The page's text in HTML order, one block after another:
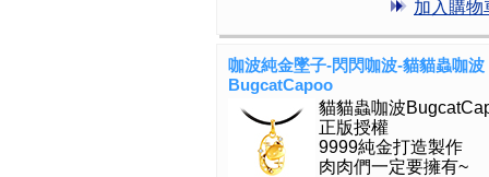
加入購物
咖波純金墜子-閃閃咖波-貓貓蟲咖波
BugcatCapoo
貓貓蟲咖波
正版授權
9999純金打造製作
肉肉們一定要擁有~